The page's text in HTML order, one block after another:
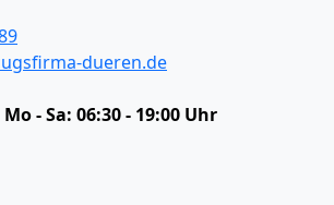
dueren.de
Mo - Sa: 06:30 - 19:00 Uhr